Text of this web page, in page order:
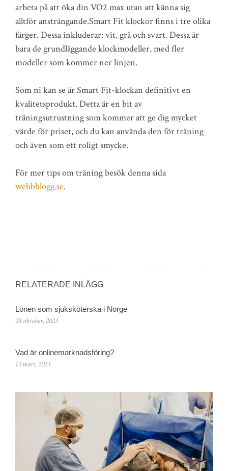
arbeta på att öka din VO2 max utan att känna sig
alltför ansträngande.Smart Fit klockor finns i tre olika
färger. Dessa inkluderar: vit, grå och svart. Dessa är
bara de grundläggande klockmodeller, med fler
modeller som kommer ner linjen.
Som ni kan se är Smart Fit-klockan definitivt en
kvalitetsprodukt. Detta är en bit av
träningsutrustning som kommer att ge dig mycket
värde för priset, och du kan använda den för träning
och även som ett roligt smycke.
För mer tips om träning besök denna sida
webbblogg.se.
RELATERADE INLÄGG
Lönen som sjuksköterska i Norge
28 oktober, 2023
Vad är onlinemarknadsföring?
13 mars, 2023